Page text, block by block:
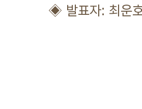
◈ 발표자: 최운호